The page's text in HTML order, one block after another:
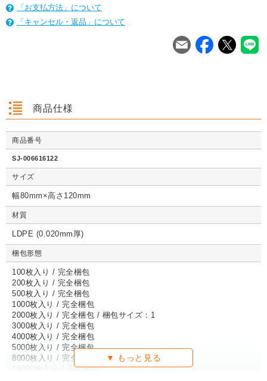
「お支払方法」について
「キャンセル・返品」について
クッション封筒（ネ
コポス最大）※A4
不可
1枚 21.1円～
詳しくみる
【広告入】宅配120
（高さ3段階変更可
詳しくみる
【宅配80サイズ】定
04）
詳しくみる
【広告入
詳し
クッション封筒（ネ
不可
1枚 21.1円～
能）※キャンペーン
クッション封筒（ネ
コポス最大）※A4
不可
1枚 21.1円～
詳しくみる
イズ 段ボール箱
番段ボール箱（DA0
イズ 段ボ
商品仕様
商品番号
SJ-006616122
サイズ
幅80mm×高さ120mm
材質
LDPE (0.020mm厚)
梱包形態
100枚入り / 完全梱包
200枚入り / 完全梱包
500枚入り / 完全梱包
1000枚入り / 完全梱包
2000枚入り / 完全梱包 / 梱包サイズ：1
3000枚入り / 完全梱包
4000枚入り / 完全梱包
5000枚入り / 完全梱包
8000枚入り / 完全梱包
16000枚入り / 完全梱包